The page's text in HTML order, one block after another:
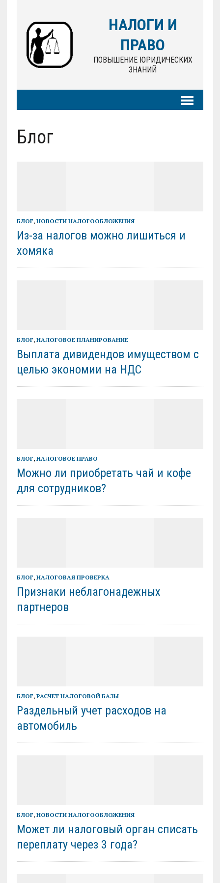
НАЛОГИ И
ПРАВО
ПОВЫШЕНИЕ ЮРИДИЧЕСКИХ
ЗНАНИЙ
Блог
БЛОГ, НОВОСТИ НАЛОГООБЛОЖЕНИЯ
Из-за налогов можно лишиться и
хомяка
БЛОГ, НАЛОГОВОЕ ПЛАНИРОВАНИЕ
Выплата дивидендов имуществом с
целью экономии на НДС
БЛОГ, НАЛОГОВОЕ ПРАВО
Можно ли приобретать чай и кофе
для сотрудников?
БЛОГ, НАЛОГОВАЯ ПРОВЕРКА
Признаки неблагонадежных
партнеров
БЛОГ, РАСЧЕТ НАЛОГОВОЙ БАЗЫ
Раздельный учет расходов на
автомобиль
БЛОГ, НОВОСТИ НАЛОГООБЛОЖЕНИЯ
Может ли налоговый орган списать
переплату через 3 года?